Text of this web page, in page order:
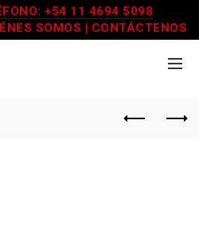
+54 11 4694 5098
SOMOS | CONTÁCTENOS